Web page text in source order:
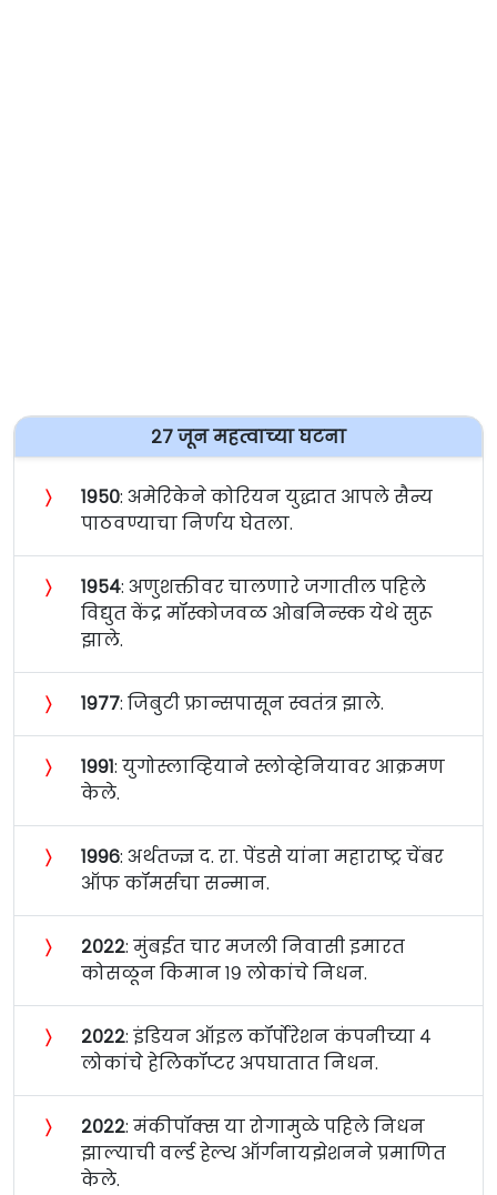
२७ जून महत्वाच्या घटना
〉 १९५०: अमेरिकेने कोरियन युद्धात आपले सैन्य
पाठवण्याचा निर्णय घेतला.
〉 १९५४: अणुशक्तीवर चालणारे जगातील पहिले
विद्युत केंद्र मॉस्कोजवळ ओब‍निन्स्क येथे सुरू
झाले.
〉 १९७७: जिबुटी फ्रान्सपासून स्वतंत्र झाले.
〉 १९९१: युगोस्लाव्हियाने स्लोव्हेनियावर आक्रमण
केले.
〉 १९९६: अर्थतज्ज्ञ द. रा. पेंडसे यांना महाराष्ट्र चेंबर
ऑफ कॉमर्सचा सन्मान.
〉 २०२२: मुंबईत चार मजली निवासी इमारत
कोसळून किमान १९ लोकांचे निधन.
〉 २०२२: इंडियन ऑइल कॉर्पोरेशन कंपनीच्या ४
लोकांचे हेलिकॉप्टर अपघातात निधन.
〉 २०२२: मंकीपॉक्स या रोगामुळे पहिले निधन
झाल्याची वर्ल्ड हेल्थ ऑर्गनायझेशनने प्रमाणित
केले.